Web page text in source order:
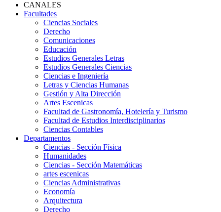
CANALES
Facultades
Ciencias Sociales
Derecho
Comunicaciones
Educación
Estudios Generales Letras
Estudios Generales Ciencias
Ciencias e Ingeniería
Letras y Ciencias Humanas
Gestión y Alta Dirección
Artes Escenicas
Facultad de Gastronomía, Hotelería y Turismo
Facultad de Estudios Interdisciplinarios
Ciencias Contables
Departamentos
Ciencias - Sección Física
Humanidades
Ciencias - Sección Matemáticas
artes escenicas
Ciencias Administrativas
Economía
Arquitectura
Derecho